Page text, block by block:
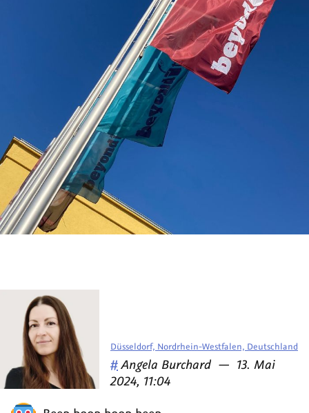
Düsseldorf, Nordrhein-Westfalen, Deutschland
#Veröffentlicht
von
Angela Burchard — am
13. Mai
2024, 11:04